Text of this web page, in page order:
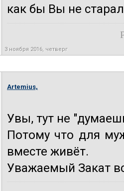
как бы Вы не
3 ноября 2016, четверг
Artemius,
Увы, тут не
Потому что для
вместе живёт.
Уважаемый Закат